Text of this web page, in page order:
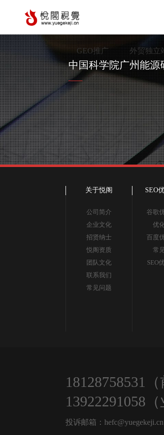
GEO推广 外贸独立
中国科学院广州能源
关于悦阁
公司简介
企业文化
招贤纳士
悦阁资质
团队文化
联系我们
常见问题
SEO
谷歌
优
百度
常
SEO
18128758531（
13922291058（
投诉邮箱：hefc@yuegekeji.cn